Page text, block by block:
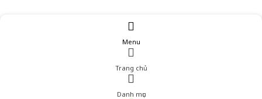
Menu
Trang chủ
Danh mục